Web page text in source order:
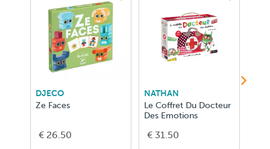
DJECO
Ze Faces
€ 26.50
NATHAN
Le Coffret Du Docteur
Des Emotions
€ 31.50